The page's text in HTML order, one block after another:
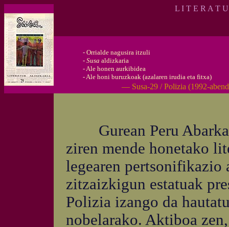
L I T E R A T
- Orrialde nagusira itzuli
- Susa aldizkaria
-Ale honen aurkibidea
-Ale honi buruzkoak (azalaren irudia eta fitxa)
— Susa-29 / Polizia (1992-
Gurean Peru Abarka
ziren mende honetako
legearen pertsonifikazio
zitzaizkigun estatuak
Polizia izango da
nobelarako. Aktiboa